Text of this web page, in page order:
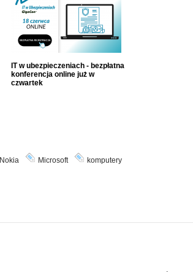
IT w ubezpieczeniach - bezpłatna
konferencja online już w
czwartek
Nokia Microsoft
komputery